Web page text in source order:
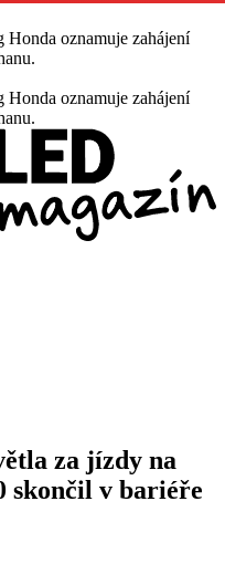
Honda oznamuje zahájení
Honda oznamuje zahájení
za jízdy na
skončil v bariéře